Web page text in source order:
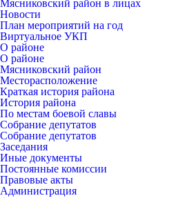
Мясниковский район в лицах
Новости
План мероприятий на год
Виртуальное УКП
О районе
О районе
Мясниковский район
Месторасположение
Краткая история района
История района
По местам боевой славы
Собрание депутатов
Собрание депутатов
Заседания
Иные документы
Постоянные комиссии
Правовые акты
Администрация